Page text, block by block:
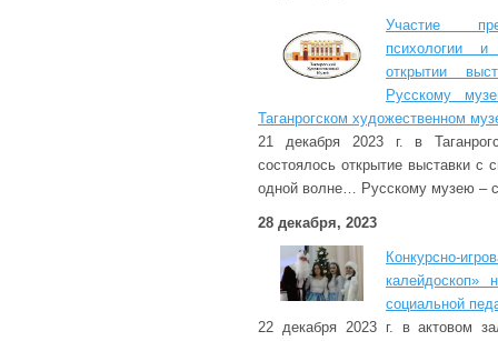
Участие
психологии
открытии
Русскому
Таганрогском художественном
21 декабря 2023 г. в
состоялось открытие выставки с
одной волне… Русскому музею –
28 декабря, 2023
Конкурсно-
калейдоскоп»
социальной
22 декабря 2023 г. в актовом